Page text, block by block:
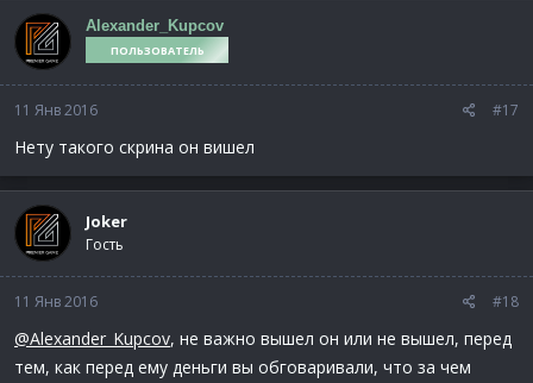
Alexander_Kupcov
ПОЛЬЗОВАТЕЛЬ
11 Янв 2016 #17
Нету такого скрина он вишел
Joker
Гость
11 Янв 2016 #18
@Alexander_Kupcov, не важно вышел он или не вышел, перед
тем, как перед ему деньги вы обговаривали, что за чем